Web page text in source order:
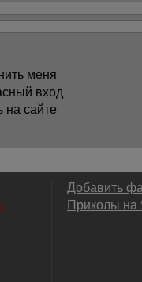
меня
вход
на сайте
Добавить
Приколы